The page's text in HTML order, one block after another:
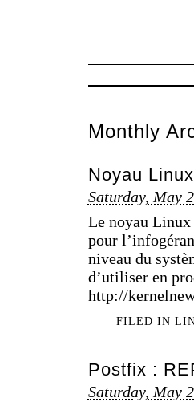
Monthly
Noyau
Saturday, May
Le noyau Linux
pour
niveau du
d’utiliser en
http://
FILED IN
Postfix :
Saturday, May